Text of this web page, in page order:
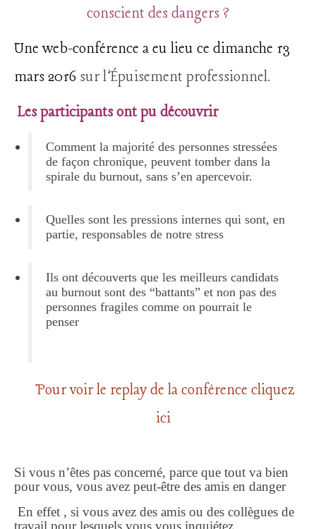
conscient des dangers ?
Une web-conférence a eu lieu ce dimanche 13
mars 2016 sur l’Épuisement professionnel.
Les participants ont pu découvrir
Comment la majorité des personnes stressées
de façon chronique, peuvent tomber dans la
spirale du burnout, sans s’en apercevoir.
Quelles sont les pressions internes qui sont, en
partie, responsables de notre stress
Ils ont découverts que les meilleurs candidats
au burnout sont des “battants” et non pas des
personnes fragiles comme on pourrait le
penser
Pour voir le replay de la conférence cliquez
ici
Si vous n’êtes pas concerné, parce que tout va bien
pour vous, vous avez peut-être des amis en danger
En effet , si vous avez des amis ou des collègues de
travail pour lesquels vous vous inquiétez